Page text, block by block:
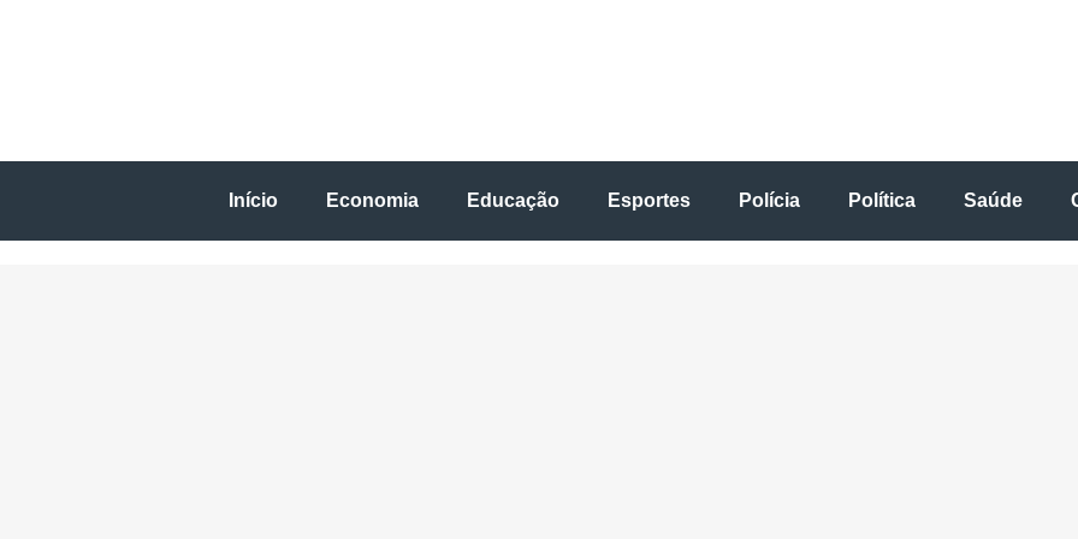
Início Economia Educação Esportes Polícia Política Saúde